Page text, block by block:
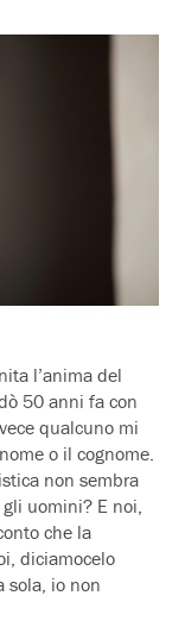
l’anima del
50 anni fa con
qualcuno mi
o il cognome.
non sembra
uomini? E noi,
che la
diciamocelo
sola, io non